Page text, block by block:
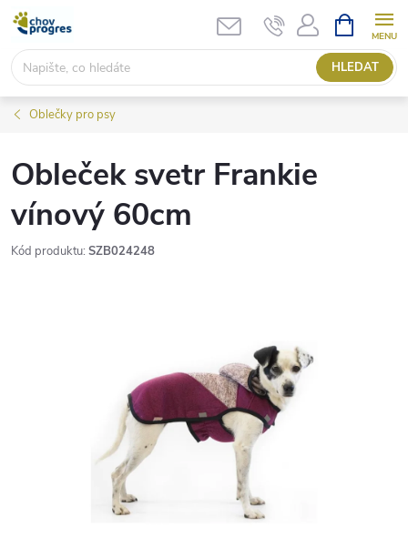
Přejít
obsah
HLEDAT
NÁKUPNÍ
KOŠÍK
Oblečky pro psy
Obleček svetr Frankie
vínový 60cm
Kód produktu: SZB024248